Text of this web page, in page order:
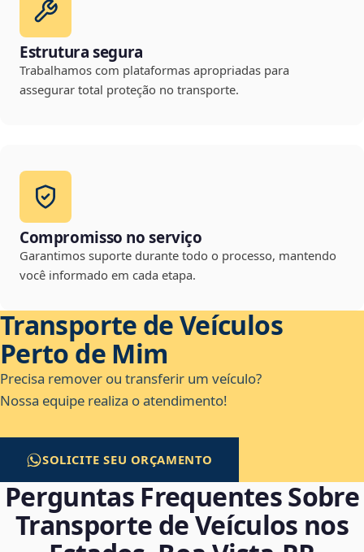
Estrutura segura
Trabalhamos com plataformas apropriadas para
assegurar total proteção no transporte.
Compromisso no serviço
Garantimos suporte durante todo o processo, mantendo
você informado em cada etapa.
Transporte de Veículos
Perto de Mim
Precisa remover ou transferir um veículo?
Nossa equipe realiza o atendimento!
SOLICITE SEU ORÇAMENTO
Perguntas Frequentes Sobre
Transporte de Veículos nos